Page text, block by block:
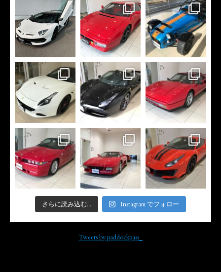
さらに読み込む... Instagram でフォロー
Tweets by paddockpass_